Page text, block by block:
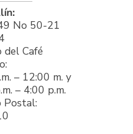
No 50-21
del Café
– 12:00 m. y
– 4:00 p.m.
Postal: